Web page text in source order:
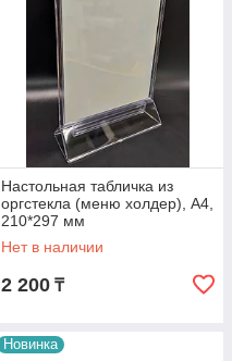
Настольная табличка из
оргстекла (меню холдер), А4,
210*297 мм
Нет в наличии
2 200 ₸
Новинка